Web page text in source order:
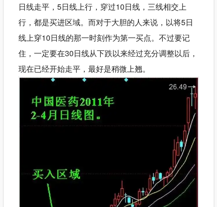
日线走平，5日线上行，穿过10日线，三线相交上
行，都是买进区域。而对于大胆的人来说，以将5日
线上穿10日线的那一时刻作为第一买点。不过要记
住，一定要在30日线从下跌以来经过充分调整以后，
现在已经开始走平，最好是稍微上翘。